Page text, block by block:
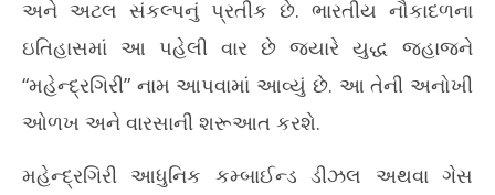
અને અટલ સંકલ્પનું પ્રતીક છે. ભારતીય નૌકાદળના
ઇતિહાસમાં આ પહેલી વાર છે જ્યારે યુદ્ધ જહાજને
“મહેન્દ્રગિરી” નામ આપવામાં આવ્યું છે. આ તેની અનોખી
ઓળખ અને વારસાની શરૂઆત કરશે.
મહેન્દ્રગિરી આધુનિક કમ્બાઈન્ડ ડીઝલ અથવા ગેસ